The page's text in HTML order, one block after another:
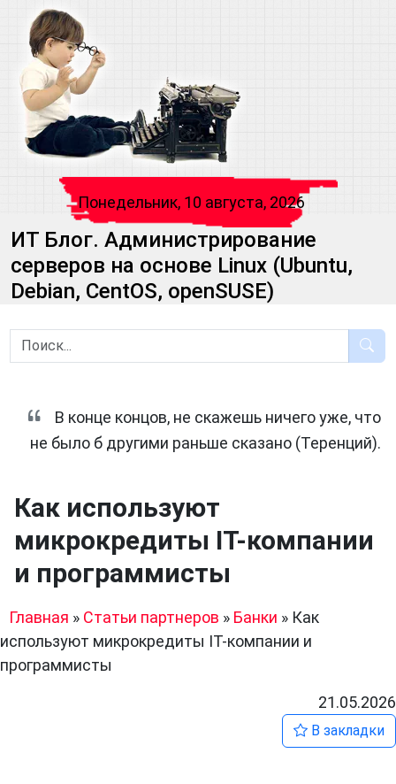
Понедельник, 10 августа, 2026
ИТ Блог. Администрирование
серверов на основе Linux (Ubuntu,
Debian, CentOS, openSUSE)
В конце концов, не скажешь ничего уже, что
не было б другими раньше сказано (Теренций).
Как используют
микрокредиты IT-компании
и программисты
Главная » Статьи партнеров » Банки » Как
используют микрокредиты IT-компании и
программисты
21.05.2026
В закладки